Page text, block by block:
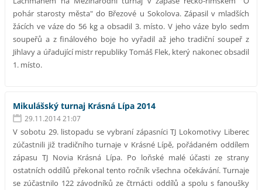
pohár starosty města" do Březové u Sokolova. Zápasil v mladších
žácích ve váze do 56 kg a obsadil 3. místo. V jeho váze bylo sedm
soupeřů a z finálového boje ho vyřadil až jeho tradiční soupeř z
Jihlavy a úřadující mistr republiky Tomáš Flek, který nakonec obsadil
1. místo.
Mikulášský turnaj Krásná Lípa 2014
29.11.2014 21:07
V sobotu 29. listopadu se vybraní zápasníci TJ Lokomotivy Liberec
zúčastnili již tradičního turnaje v Krásné Lípě, pořádaném oddílem
zápasu TJ Novia Krásná Lípa. Po loňské malé účasti ze strany
ostatních oddílů překonal tento ročník všechna očekávání. Turnaje
se zúčastnilo 122 závodníků ze čtrnácti oddílů a spolu s fanoušky